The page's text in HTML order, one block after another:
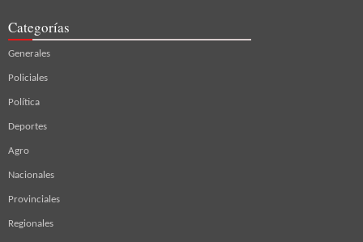
Categorías
Generales
Policiales
Política
Deportes
Agro
Nacionales
Provinciales
Regionales